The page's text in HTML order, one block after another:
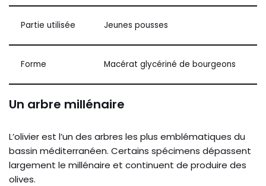
Partie utilisée Jeunes pousses
Forme Macérat glycériné de bourgeons
Un arbre millénaire
L’olivier est l’un des arbres les plus emblématiques du
bassin méditerranéen. Certains spécimens dépassent
largement le millénaire et continuent de produire des
olives.